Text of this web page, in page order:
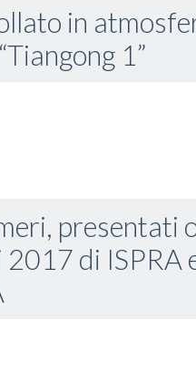
in
1”
presentati
di ISPRA